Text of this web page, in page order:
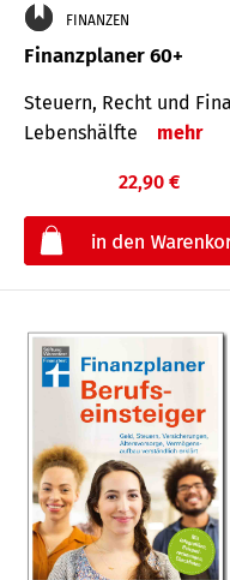
FINANZEN
Finanzplaner 60+
Steuern, Recht und
Lebenshälfte
mehr
22,90 €